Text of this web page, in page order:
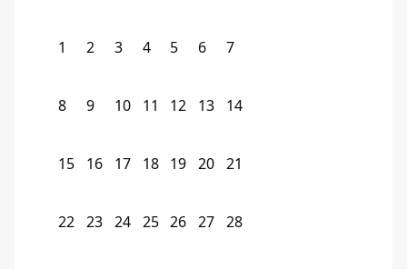
1 2 3 4 5 6 7
8 9 10 11 12 13 14
15 16 17 18 19 20 21
22 23 24 25 26 27 28